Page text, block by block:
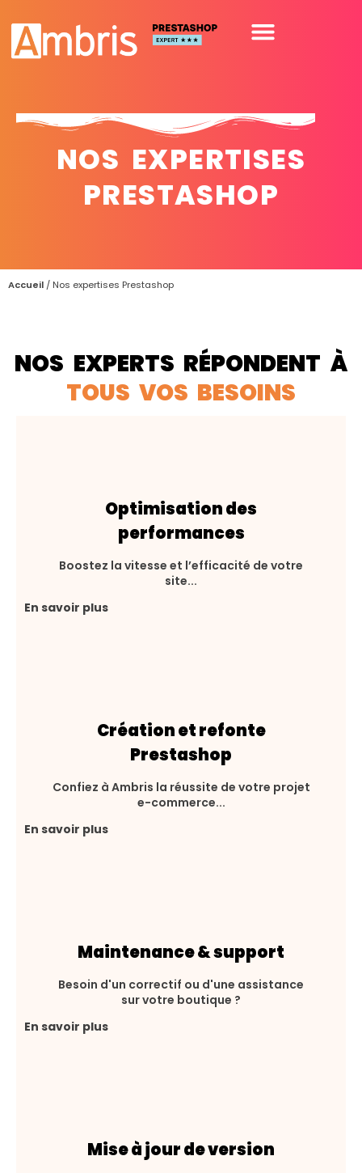
NOS EXPERTISES
PRESTASHOP
Accueil / Nos expertises Prestashop
NOS EXPERTS RÉPONDENT À
TOUS VOS BESOINS
Optimisation des
performances
Boostez la vitesse et l’efficacité de votre
site...
En savoir plus
Création et refonte
Prestashop
Confiez à Ambris la réussite de votre projet
e-commerce...
En savoir plus
Maintenance & support
Besoin d'un correctif ou d'une assistance
sur votre boutique ?
En savoir plus
Mise à jour de version